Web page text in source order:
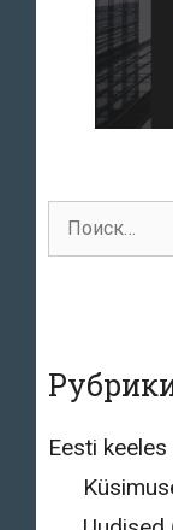
Поиск
для:
Eesti keeles